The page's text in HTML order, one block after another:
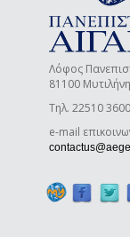
Λόφος
81100 Μυτιλήνη
Τηλ. 22510
e-mail